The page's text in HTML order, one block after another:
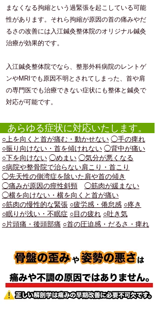
まなくなる拘縮という過緊張を起こしている可能
性があります。それら拘縮が原因の首の痛みやだ
るさの改善には入江鍼灸整体院のオリジナル鍼灸
治療が効果的です。
​入江鍼灸整体院でなら、整形外科病院のレントゲ
ンやMRIでも原因不明とされてしまった、首や肩
の専門医でも治療できない症状にも整体と鍼灸で
対応が可能です。
あらゆる症状に対応いたします。
○上を向くと首が痛む・動かせない ◯手の痺れ
○振り向けない・首を傾けれない ◯背中が痛い
○下を向けない ◯めまい ◯気分が悪くなる
○病院や整骨院で治らない肩こり・首こり
◯先天性の側湾症を除いた肩や首の傾き
◯痛みが原因の痙性斜頸
◯筋肉が緩まない
◯横を向けない・横を向くと首が痛い
○筋肉の慢性的な緊張 ○疲労感・倦怠感 ○疼き
○眠りが浅い・不眠症 ○目の疲れ ○吐き気
○片頭痛・後頭部痛 ○首の圧迫感・だるさ・痺れ